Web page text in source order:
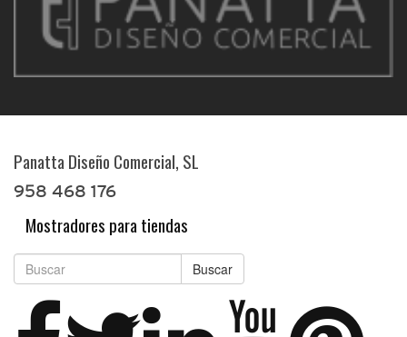
Panatta Diseño Comercial, SL
958 468 176
Mostradores para tiendas
Buscar